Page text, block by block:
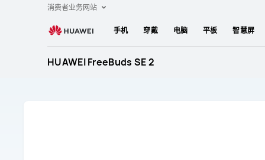
消费者业务网站
手机 穿戴 电脑 平板 智慧屏
HUAWEI FreeBuds SE 2